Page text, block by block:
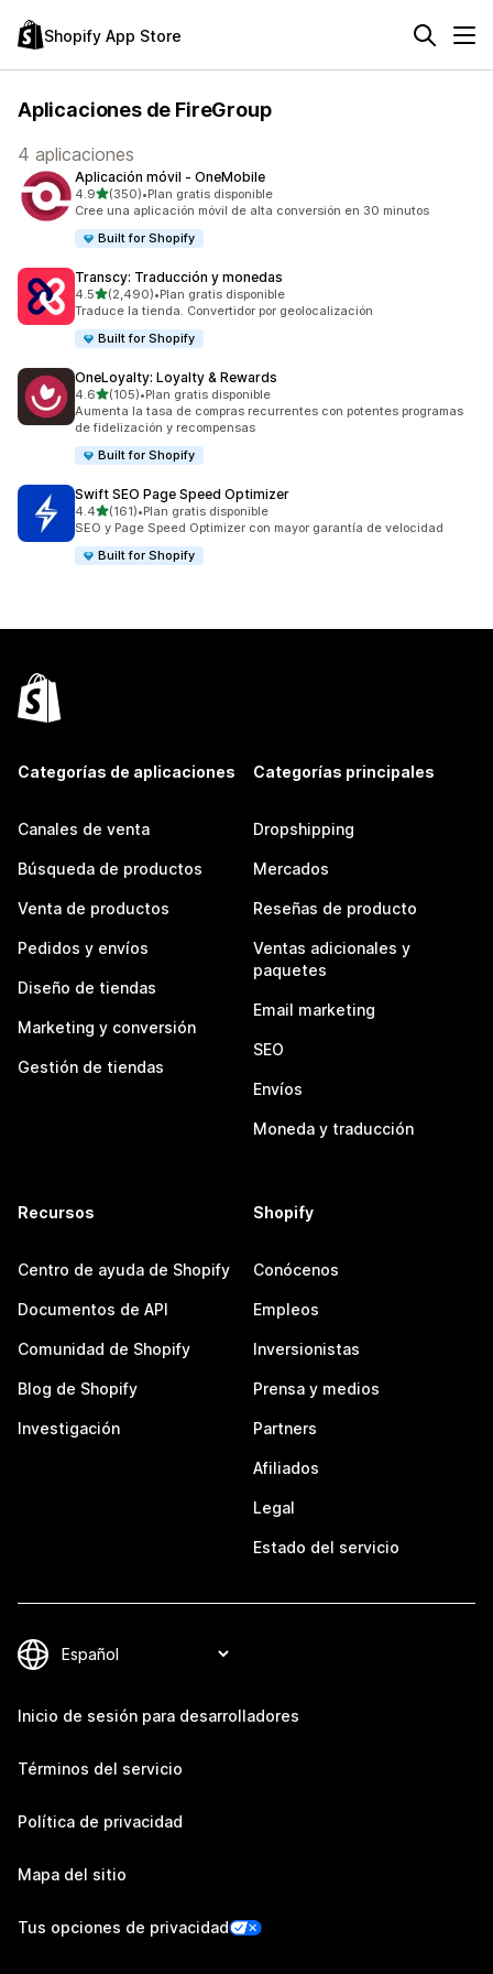
Shopify App Store
Aplicaciones de FireGroup
4 aplicaciones
Aplicación móvil ‑ OneMobile
4.9de 5 estrellas
(350)
350 reseñas en total
•Plan gratis disponible
Cree una aplicación móvil de alta conversión en 30 minutos
Built for Shopify
Transcy: Traducción y monedas
4.5de 5 estrellas
(2,490)
2490 reseñas en total
•Plan gratis disponible
Traduce la tienda. Convertidor por geolocalización
Built for Shopify
OneLoyalty: Loyalty & Rewards
4.6de 5 estrellas
(105)
105 reseñas en total
•Plan gratis disponible
Aumenta la tasa de compras recurrentes con potentes programas
de fidelización y recompensas
Built for Shopify
Swift SEO Page Speed Optimizer
4.4de 5 estrellas
(161)
161 reseñas en total
•Plan gratis disponible
SEO y Page Speed Optimizer con mayor garantía de velocidad
Built for Shopify
Categorías de aplicaciones
Canales de venta
Búsqueda de productos
Venta de productos
Pedidos y envíos
Diseño de tiendas
Marketing y conversión
Gestión de tiendas
Categorías principales
Dropshipping
Mercados
Reseñas de producto
Ventas adicionales y
paquetes
Email marketing
SEO
Envíos
Moneda y traducción
Recursos
Centro de ayuda de Shopify
Documentos de API
Comunidad de Shopify
Blog de Shopify
Investigación
Shopify
Conócenos
Empleos
Inversionistas
Prensa y medios
Partners
Afiliados
Legal
Estado del servicio
Inicio de sesión para desarrolladores
Términos del servicio
Política de privacidad
Mapa del sitio
Tus opciones de privacidad